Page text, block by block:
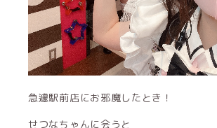
急遽駅前店にお邪魔したとき！
せつなちゃんに会うと